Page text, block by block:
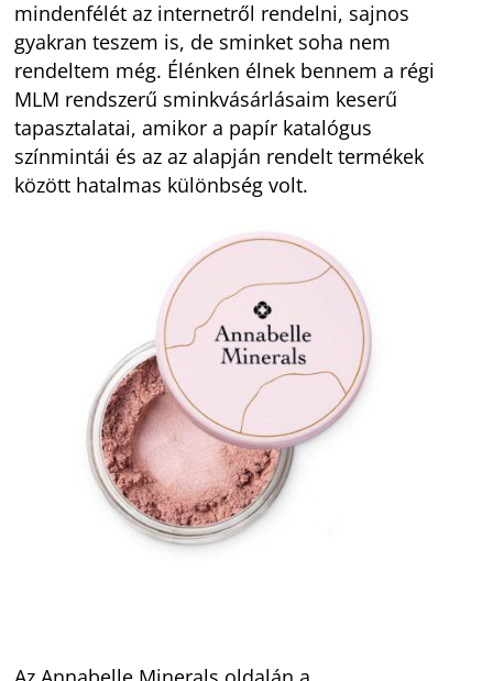
mindenfélét az internetről rendelni, sajnos
gyakran teszem is, de sminket soha nem
rendeltem még. Élénken élnek bennem a régi
MLM rendszerű sminkvásárlásaim keserű
tapasztalatai, amikor a papír katalógus
színmintái és az az alapján rendelt termékek
között hatalmas különbség volt.